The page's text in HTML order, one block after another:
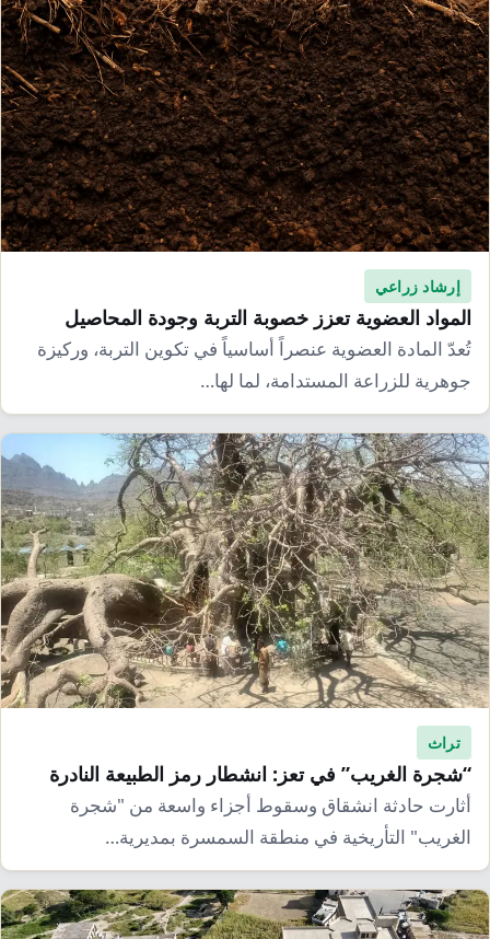
إرشاد زراعي
المواد العضوية تعزز خصوبة التربة وجودة المحاصيل
تُعدّ المادة العضوية عنصراً أساسياً في تكوين التربة، وركيزة
جوهرية للزراعة المستدامة، لما لها…
تراث
“شجرة الغريب” في تعز: انشطار رمز الطبيعة النادرة
أثارت حادثة انشقاق وسقوط أجزاء واسعة من "شجرة
الغريب" التأريخية في منطقة السمسرة بمديرية…